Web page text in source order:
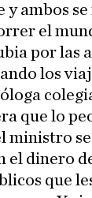
y ambos
el
por las
los
que lo
ministro
el dinero
que